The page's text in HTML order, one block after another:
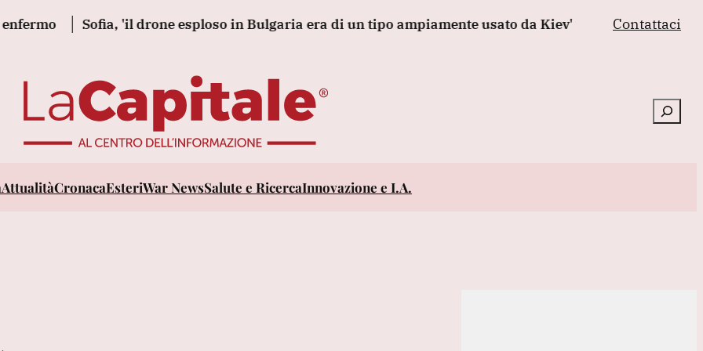
Sofia, 'il drone esploso in Bulgaria era di un tipo ampiamente usato da Kiev' Il leone salvato
Contattaci
Cerca
AttualitàCronacaEsteriWar NewsSalute e RicercaInnovazione e I.A.